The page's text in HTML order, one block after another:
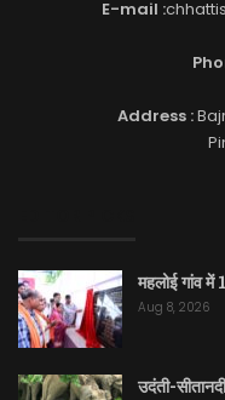
E-mail :
Address :
महलोई गांव में
Aug 8, 2026
उदंती-